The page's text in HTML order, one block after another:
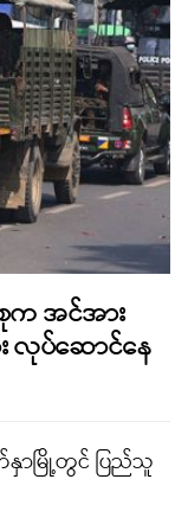
စုက အင်အား
လုပ်ဆောင်နေ
နှာမြို့တွင် ပြည်သူ